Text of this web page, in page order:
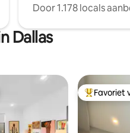
Door 1.178 locals
Dallas
Favoriet